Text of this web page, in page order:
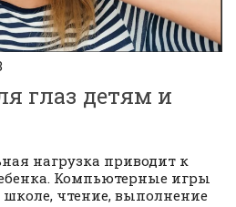
глаз детям и
нагрузка приводит к
Компьютерные игры
чтение, выполнение